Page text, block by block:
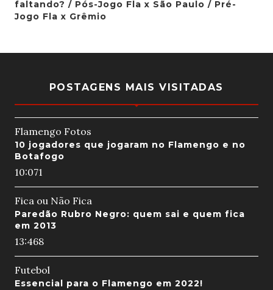
faltando? / Pós-Jogo Fla x São Paulo / Pré-
Jogo Fla x Grêmio
POSTAGENS MAIS VISITADAS
Flamengo Fotos
10 jogadores que jogaram no Flamengo e no
Botafogo
10:071
Fica ou Não Fica
Paredão Rubro Negro: quem sai e quem fica
em 2013
13:468
Futebol
Essencial para o Flamengo em 2022!